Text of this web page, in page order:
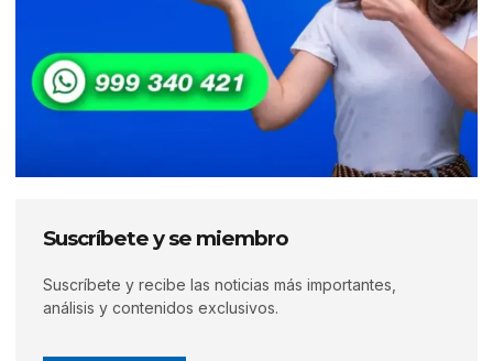
Suscríbete y se miembro
Suscríbete y recibe las noticias más importantes,
análisis y contenidos exclusivos.